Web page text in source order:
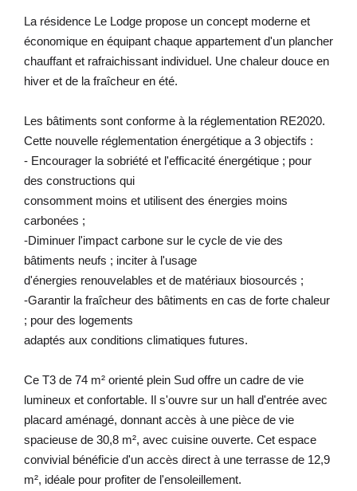
La résidence Le Lodge propose un concept moderne et
économique en équipant chaque appartement d'un plancher
chauffant et rafraichissant individuel. Une chaleur douce en
hiver et de la fraîcheur en été.
Les bâtiments sont conforme à la réglementation RE2020.
Cette nouvelle réglementation énergétique a 3 objectifs :
- Encourager la sobriété et l'efficacité énergétique ; pour
des constructions qui
consomment moins et utilisent des énergies moins
carbonées ;
-Diminuer l'impact carbone sur le cycle de vie des
bâtiments neufs ; inciter à l'usage
d'énergies renouvelables et de matériaux biosourcés ;
-Garantir la fraîcheur des bâtiments en cas de forte chaleur
; pour des logements
adaptés aux conditions climatiques futures.
Ce T3 de 74 m² orienté plein Sud offre un cadre de vie
lumineux et confortable. Il s'ouvre sur un hall d'entrée avec
placard aménagé, donnant accès à une pièce de vie
spacieuse de 30,8 m², avec cuisine ouverte. Cet espace
convivial bénéficie d'un accès direct à une terrasse de 12,9
m², idéale pour profiter de l'ensoleillement.